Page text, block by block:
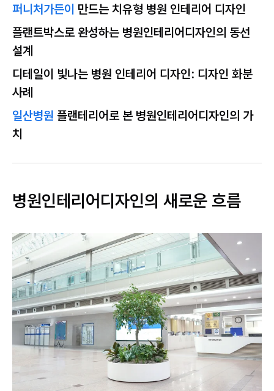
퍼니처가든이 만드는 치유형 병원 인테리어 디자인
플랜트박스로 완성하는 병원인테리어디자인의 동선
설계
디테일이 빛나는 병원 인테리어 디자인: 디자인 화분
사례
일산병원 플랜테리어로 본 병원인테리어디자인의 가
치
병원인테리어디자인의 새로운 흐름